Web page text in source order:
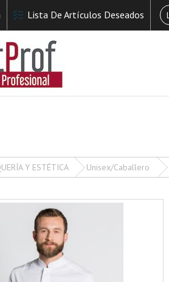
Lista De Artículos Deseados
Y ESTÉTICA Unisex/Caballero